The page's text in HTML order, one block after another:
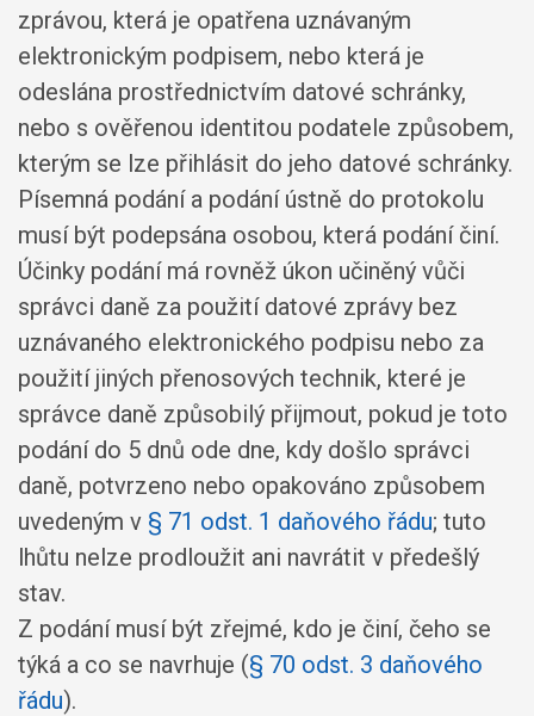
zprávou, která je opatřena uznávaným
elektronickým podpisem, nebo která je
odeslána prostřednictvím datové schránky,
nebo s ověřenou identitou podatele způsobem,
kterým se lze přihlásit do jeho datové schránky.
Písemná podání a podání ústně do protokolu
musí být podepsána osobou, která podání činí.
Účinky podání má rovněž úkon učiněný vůči
správci daně za použití datové zprávy bez
uznávaného elektronického podpisu nebo za
použití jiných přenosových technik, které je
správce daně způsobilý přijmout, pokud je toto
podání do 5 dnů ode dne, kdy došlo správci
daně, potvrzeno nebo opakováno způsobem
uvedeným v § 71 odst. 1 daňového řádu; tuto
lhůtu nelze prodloužit ani navrátit v předešlý
stav.
Z podání musí být zřejmé, kdo je činí, čeho se
týká a co se navrhuje (§ 70 odst. 3 daňového
řádu).